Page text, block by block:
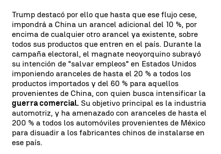
Trump destacó por ello que hasta que ese flujo cese,
impondrá a China un arancel adicional del 10 %, por
encima de cualquier otro arancel ya existente, sobre
todos sus productos que entren en el país. Durante la
campaña electoral, el magnate neoyorquino subrayó
su intención de "salvar empleos" en Estados Unidos
imponiendo aranceles de hasta el 20 % a todos los
productos importados y del 60 % para aquellos
provenientes de China, con quien busca intensificar la
guerra comercial. Su objetivo principal es la industria
automotriz, y ha amenazado con aranceles de hasta el
200 % a todos los automóviles provenientes de México
para disuadir a los fabricantes chinos de instalarse en
ese país.